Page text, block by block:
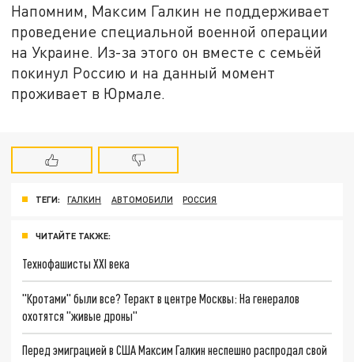
Напомним, Максим Галкин не поддерживает
проведение специальной военной операции
на Украине. Из-за этого он вместе с семьёй
покинул Россию и на данный момент
проживает в Юрмале.
ТЕГИ: ГАЛКИН АВТОМОБИЛИ РОССИЯ
ЧИТАЙТЕ ТАКЖЕ:
Технофашисты XXI века
"Кротами" были все? Теракт в центре Москвы: На генералов
охотятся "живые дроны"
Перед эмиграцией в США Максим Галкин неспешно распродал свой